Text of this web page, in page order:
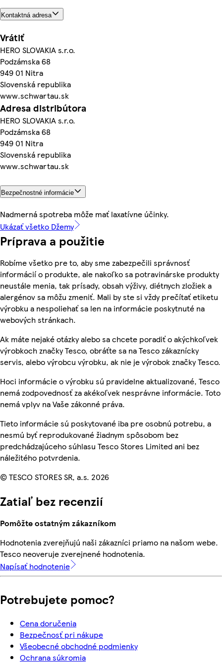
Kontaktná adresa
Vrátiť
HERO SLOVAKIA s.r.o.
Podzámska 68
949 01 Nitra
Slovenská republika
www.schwartau.sk
Adresa distribútora
HERO SLOVAKIA s.r.o.
Podzámska 68
949 01 Nitra
Slovenská republika
www.schwartau.sk
Bezpečnostné informácie
Nadmerná spotreba môže mať laxatívne účinky.
Ukázať všetko Džemy
Príprava a použitie
Robíme všetko pre to, aby sme zabezpečili správnosť
informácií o produkte, ale nakoľko sa potravinárske produkty
neustále menia, tak prísady, obsah výživy, diétnych zložiek a
alergénov sa môžu zmeniť. Mali by ste si vždy prečítať etiketu
výrobku a nespoliehať sa len na informácie poskytnuté na
webových stránkach.
Ak máte nejaké otázky alebo sa chcete poradiť o akýchkoľvek
výrobkoch značky Tesco, obráťte sa na Tesco zákaznícky
servis, alebo výrobcu výrobku, ak nie je výrobok značky Tesco.
Hoci informácie o výrobku sú pravidelne aktualizované, Tesco
nemá zodpovednosť za akékoľvek nesprávne informácie. Toto
nemá vplyv na Vaše zákonné práva.
Tieto informácie sú poskytované iba pre osobnú potrebu, a
nesmú byť reprodukované žiadnym spôsobom bez
predchádzajúceho súhlasu Tesco Stores Limited ani bez
náležitého potvrdenia.
© TESCO STORES SR, a.s. 2026
Zatiaľ bez recenzií
Pomôžte ostatným zákazníkom
Hodnotenia zverejňujú naši zákazníci priamo na našom webe.
Tesco neoveruje zverejnené hodnotenia.
Napísať hodnotenie
Potrebujete pomoc?
Cena doručenia
Bezpečnosť pri nákupe
Všeobecné obchodné podmienky
Ochrana súkromia